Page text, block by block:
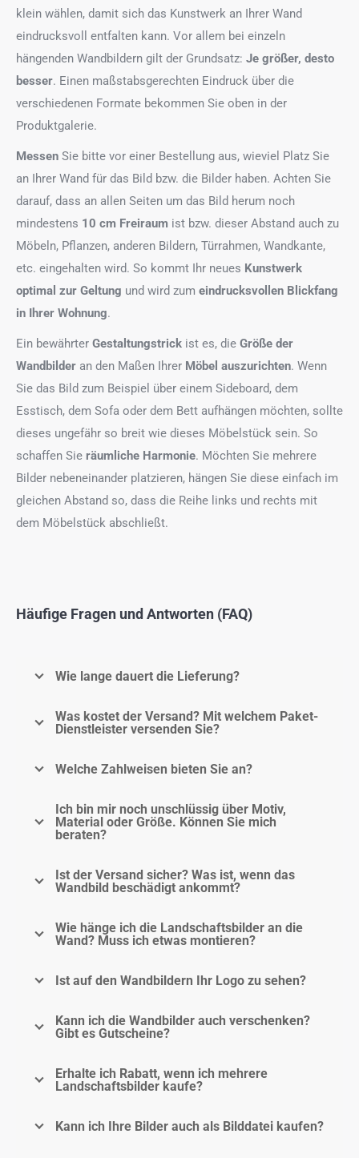
klein wählen, damit sich das Kunstwerk an Ihrer Wand
eindrucksvoll entfalten kann. Vor allem bei einzeln
hängenden Wandbildern gilt der Grundsatz: Je größer, desto
besser. Einen maßstabsgerechten Eindruck über die
verschiedenen Formate bekommen Sie oben in der
Produktgalerie.
Messen Sie bitte vor einer Bestellung aus, wieviel Platz Sie
an Ihrer Wand für das Bild bzw. die Bilder haben. Achten Sie
darauf, dass an allen Seiten um das Bild herum noch
mindestens 10 cm Freiraum ist bzw. dieser Abstand auch zu
Möbeln, Pflanzen, anderen Bildern, Türrahmen, Wandkante,
etc. eingehalten wird. So kommt Ihr neues Kunstwerk
optimal zur Geltung und wird zum eindrucksvollen Blickfang
in Ihrer Wohnung.
Ein bewährter Gestaltungstrick ist es, die Größe der
Wandbilder an den Maßen Ihrer Möbel auszurichten. Wenn
Sie das Bild zum Beispiel über einem Sideboard, dem
Esstisch, dem Sofa oder dem Bett aufhängen möchten, sollte
dieses ungefähr so breit wie dieses Möbelstück sein. So
schaffen Sie räumliche Harmonie. Möchten Sie mehrere
Bilder nebeneinander platzieren, hängen Sie diese einfach im
gleichen Abstand so, dass die Reihe links und rechts mit
dem Möbelstück abschließt.
Häufige Fragen und Antworten (FAQ)
Wie lange dauert die Lieferung?
Was kostet der Versand? Mit welchem Paket-
Dienstleister versenden Sie?
Welche Zahlweisen bieten Sie an?
Ich bin mir noch unschlüssig über Motiv,
Material oder Größe. Können Sie mich
beraten?
Ist der Versand sicher? Was ist, wenn das
Wandbild beschädigt ankommt?
Wie hänge ich die Landschaftsbilder an die
Wand? Muss ich etwas montieren?
Ist auf den Wandbildern Ihr Logo zu sehen?
Kann ich die Wandbilder auch verschenken?
Gibt es Gutscheine?
Erhalte ich Rabatt, wenn ich mehrere
Landschaftsbilder kaufe?
Kann ich Ihre Bilder auch als Bilddatei kaufen?